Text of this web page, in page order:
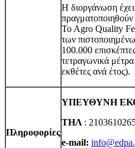
Η διοργάνωση
πραγματοποιηθούν
Το Αgro Quality
των
100.000
τετραγωνικά
εκθέτες ανά έτος).
Πληροφορίες
ΥΠΕΥΘΥΝΗ
ΤΗΛ :
e-mail: